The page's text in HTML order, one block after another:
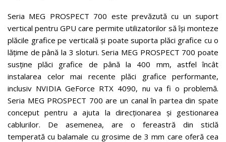
Seria MEG PROSPECT 700 este prevăzută cu un suport
vertical pentru GPU care permite utilizatorilor să își monteze
plăcile grafice pe verticală și poate suporta plăci grafice cu o
lățime de până la 3 sloturi. Seria MEG PROSPECT 700 poate
susține plăci grafice de până la 400 mm, astfel încât
instalarea celor mai recente plăci grafice performante,
inclusiv NVIDIA GeForce RTX 4090, nu va fi o problemă.
Seria MEG PROSPECT 700 are un canal în partea din spate
conceput pentru a ajuta la direcționarea și gestionarea
cablurilor. De asemenea, are o fereastră din sticlă
temperată cu balamale cu grosime de 3 mm care oferă cea